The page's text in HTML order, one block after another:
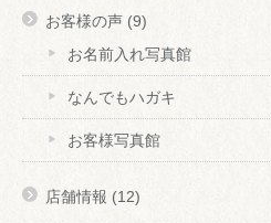
お客様の声 (9)
お名前入れ写真館
なんでもハガキ
お客様写真館
店舗情報 (12)